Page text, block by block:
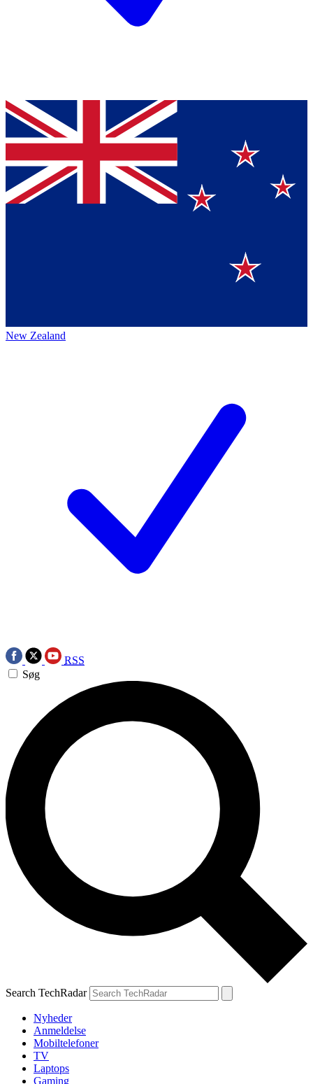
New Zealand
RSS
Søg
Search TechRadar
Nyheder
Anmeldelse
Mobiltelefoner
TV
Laptops
Gaming